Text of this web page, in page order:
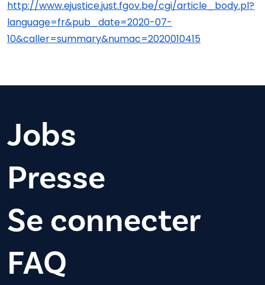
http://www.ejustice.just.fgov.be/cgi/article_body.pl?
language=fr&pub_date=2020-07-
10&caller=summary&numac=2020010415
Jobs
Presse
Se connecter
FAQ